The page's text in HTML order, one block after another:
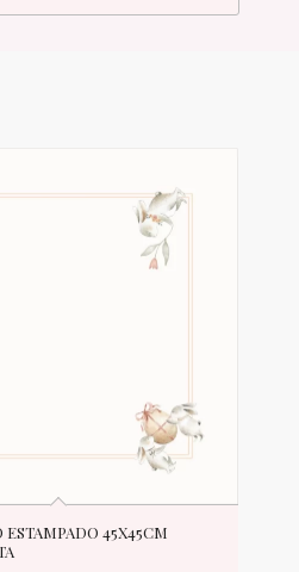
ESTAMPADO 45X45CM